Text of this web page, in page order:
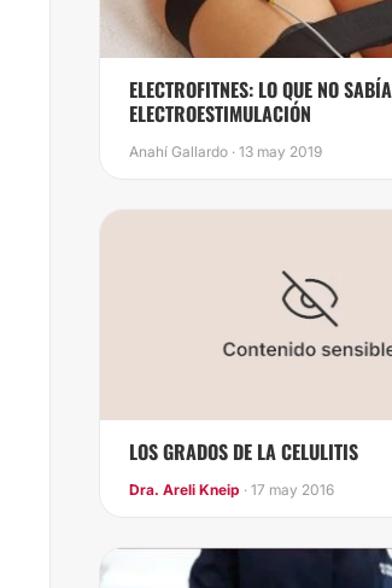
ELECTROFITNES: LO QUE NO
ELECTROESTIMULACIÓN
Anahí Gallardo · 13 may 2019
LOS GRADOS DE LA CELULITIS
Dra. Areli Kneip · 17 may 2016